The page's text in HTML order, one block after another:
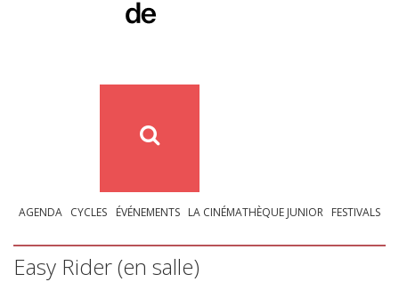
AGENDA CYCLES ÉVÉNEMENTS LA CINÉMATHÈQUE JUNIOR FESTIVALS
Easy Rider (en salle)